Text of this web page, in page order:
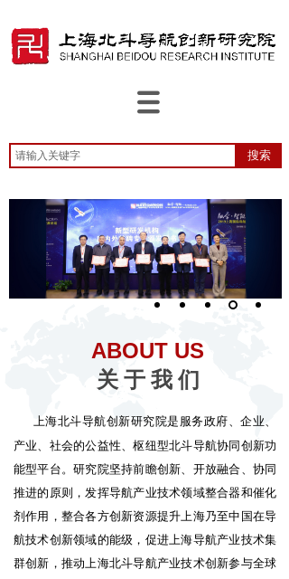
搜索
ABOUT US
关 于 我 们
上海北斗导航创新研究院是服务政府、企业、
产业、社会的公益性、枢纽型北斗导航协同创新功
能型平台。研究院坚持前瞻创新、开放融合、协同
推进的原则，发挥导航产业技术领域整合器和催化
剂作用，整合各方创新资源提升上海乃至中国在导
航技术创新领域的能级，促进上海导航产业技术集
群创新，推动上海北斗导航产业技术创新参与全球